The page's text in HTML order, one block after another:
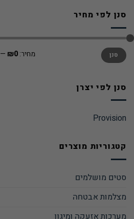
סנן לפי מחיר
מחיר
מינימלי
מחיר
מקסימלי
סנן מחיר:₪0
—
סנן לפי יצרן
Provision
קטגוריות מוצרים
סטים מושלמים
מצלמות אבטחה
מערכות אזעקה ומיגון